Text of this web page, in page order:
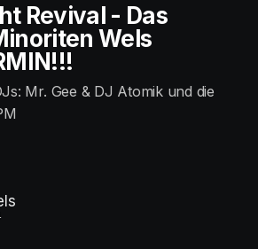
Revival - Das
Wels
Mr. Gee & DJ Atomik und die